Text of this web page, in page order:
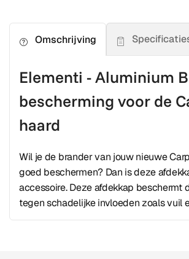
Omschrijving
Elementi - Aluminium
bescherming voor de
haard
Wil je de brander van jouw nieuwe
goed beschermen? Dan is deze
accessoire. Deze afdekkap beschermt
tegen schadelijke invloeden zoals vuil